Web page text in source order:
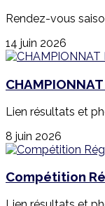
Rendez-vous
14 juin 2026
CHAMPIONNAT
Lien résultats et
8 juin 2026
Compétition